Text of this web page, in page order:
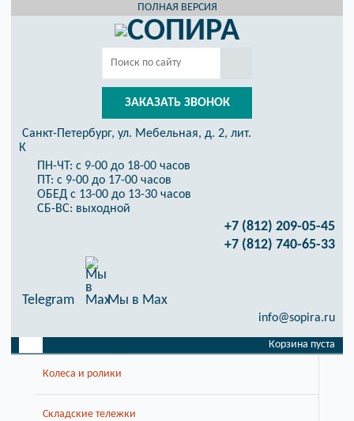
ПОЛНАЯ ВЕРСИЯ
ЗАКАЗАТЬ ЗВОНОК
Санкт-Петербург, ул. Мебельная, д. 2, лит.
К
ПН-ЧТ: с 9-00 до 18-00 часов
ПТ: с 9-00 до 17-00 часов
ОБЕД с 13-00 до 13-30 часов
СБ-ВС: выходной
+7 (812) 209-05-45
+7 (812) 740-65-33
Telegram Мы в Max
info@sopira.ru
Корзина пуста
Колеса и ролики
Складские тележки